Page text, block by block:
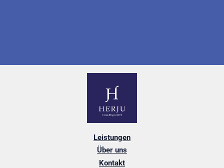
Leistungen
Über uns
Kontakt